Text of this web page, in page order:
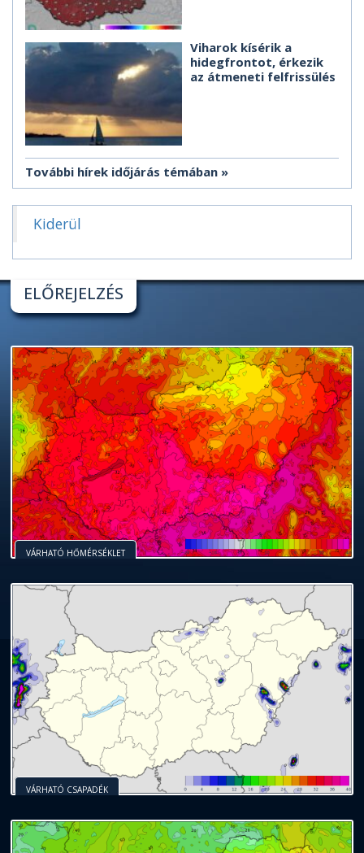
Viharok kísérik a
hidegfrontot, érkezik
az átmeneti felfrissülés
További hírek időjárás témában
Kiderül
ELŐREJELZÉS
VÁRHATÓ HŐMÉRSÉKLET
VÁRHATÓ CSAPADÉK